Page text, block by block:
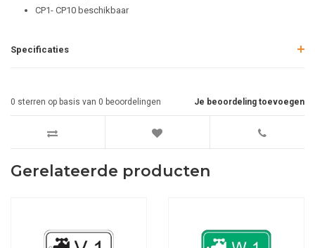
CP1- CP10 beschikbaar
Specificaties
Je beoordeling toevoegen
0 sterren op basis van 0 beoordelingen
Gerelateerde producten